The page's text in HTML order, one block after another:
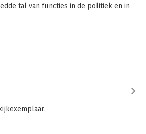
Witteman) Deinig aan Zee, schipperen in
tal van functies in de politiek en in